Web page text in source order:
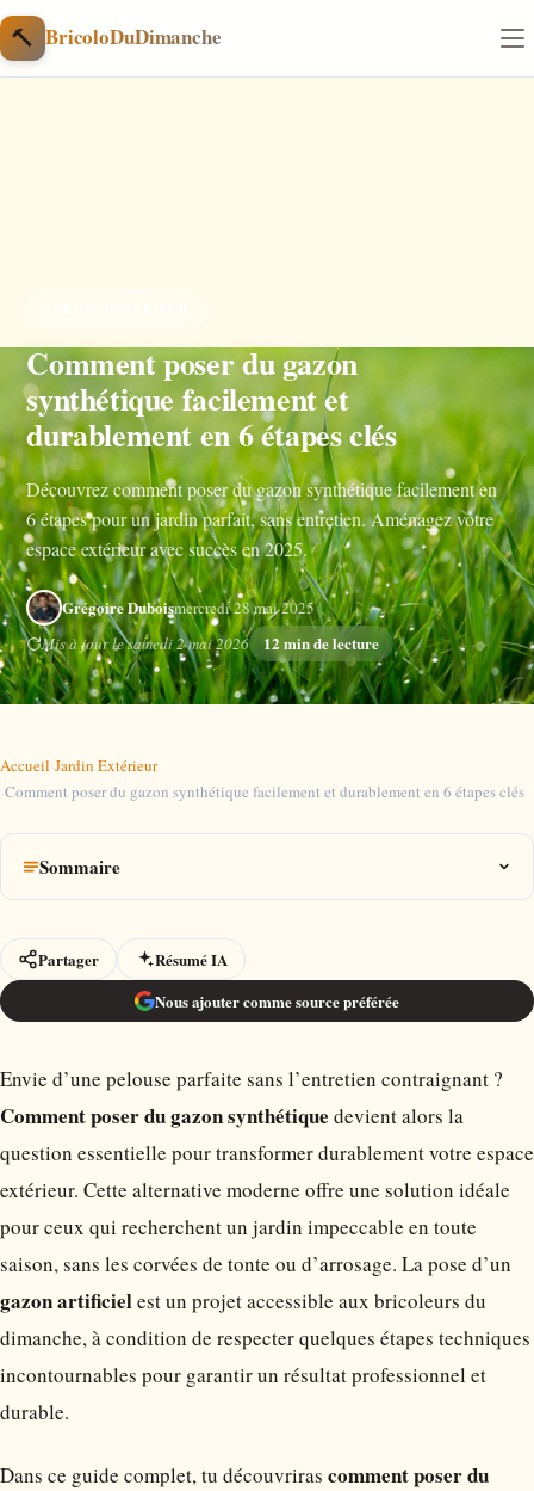
Aller au contenu
🔨 BricoloDuDimanche
Comment poser du gazon
synthétique facilement et
durablement en 6 étapes clés
Découvrez comment poser du gazon synthétique facilement en
6 étapes pour un jardin parfait, sans entretien. Aménagez votre
espace extérieur avec succès en 2025.
Grégoire Duboismercredi 28 mai 2025
Mis à jour le samedi 2 mai 2026
12 min de lecture
Accueil›Jardin Extérieur
›Comment poser du gazon synthétique facilement et durablement en 6 étapes clés
Sommaire
Partager
Résumé IA
Nous ajouter comme source préférée
Envie d’une pelouse parfaite sans l’entretien contraignant ?
Comment poser du gazon synthétique devient alors la
question essentielle pour transformer durablement votre espace
extérieur. Cette alternative moderne offre une solution idéale
pour ceux qui recherchent un jardin impeccable en toute
saison, sans les corvées de tonte ou d’arrosage. La pose d’un
gazon artificielest un projet accessible aux bricoleurs du
dimanche, à condition de respecter quelques étapes techniques
incontournables pour garantir un résultat professionnel et
durable.
Dans ce guide complet, tu découvriras comment poser du